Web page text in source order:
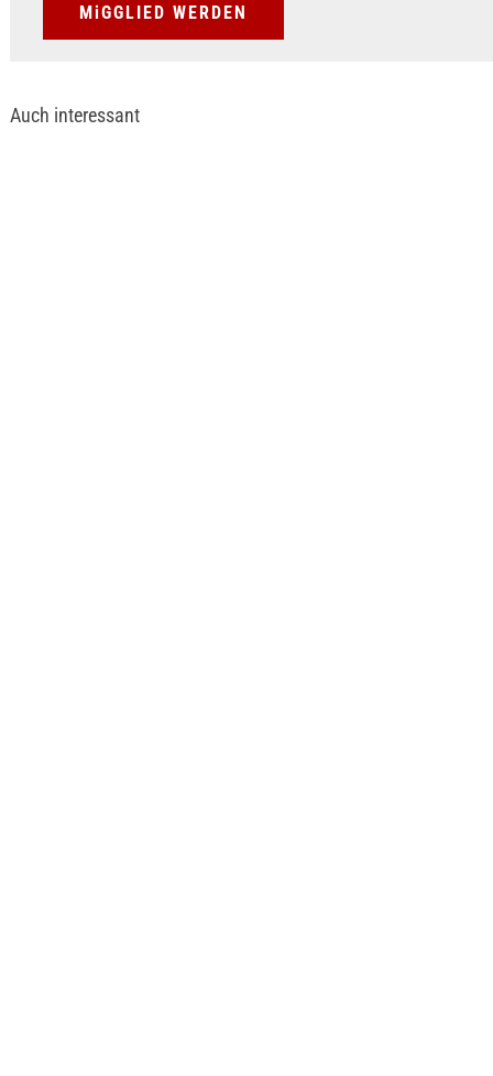
MiGGLIED WERDEN
Auch interessant